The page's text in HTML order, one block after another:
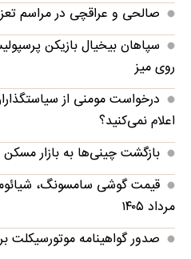
صالحی و عراقچی در مراسم
سپاهان بیخیال بازیکن
روی میز
درخواست مومنی از
اعلام نمی‌کنید؟
بازگشت چینی‌ها به بازار مسکن
مرداد ۱۴۰۵
صدور گواهینامه موتورسیکلت